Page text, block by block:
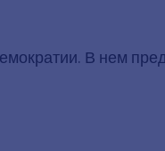
В нем